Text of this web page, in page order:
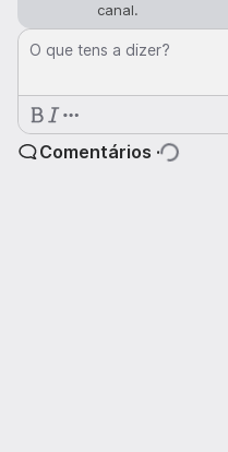
canal.
O que tens a dizer?
Comentários ·